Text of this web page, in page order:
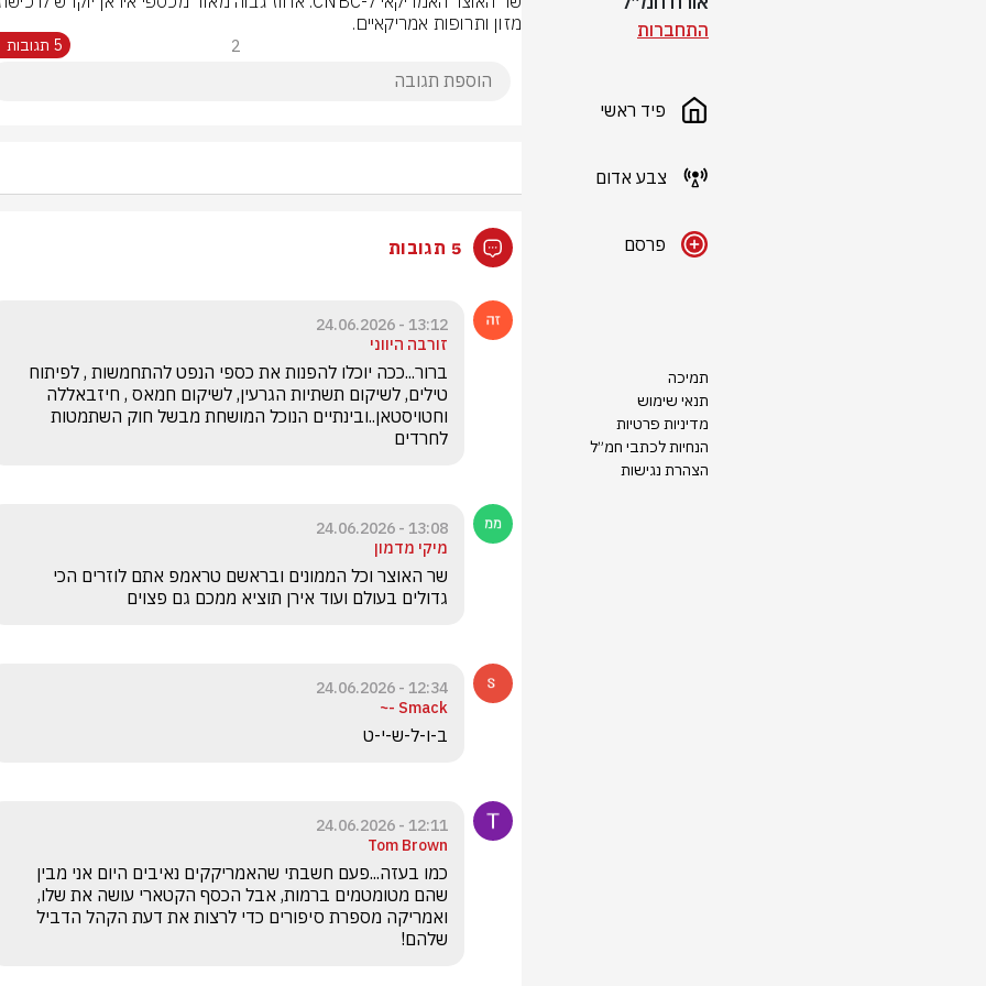
התחברות
פיד ראשי
צבע אדום
פרסם
תמיכה
תנאי שימוש
מדיניות פרטיות
הנחיות לכתבי חמ״ל
הצהרת נגישות
מזון ותרופות אמריקאיים.
2 5 תגובות
5 תגובות
13:12 - 24.06.2026
זורבה היווני
לחרדים
13:08 - 24.06.2026
מיקי מדמון
גדולים בעולם ועוד אירן תוציא ממכם גם פצוים
12:34 - 24.06.2026
Smack -~
ב-ו-ל-ש-י-ט
12:11 - 24.06.2026
Tom Brown
שלהם!